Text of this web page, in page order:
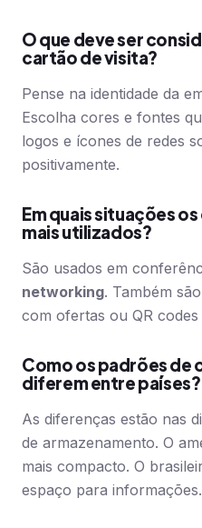
O que deve ser
cartão de visita?
Pense na identidade da
Escolha cores e fontes
logos e ícones de redes
positivamente.
Em quais situações
mais utilizados?
São usados em
networking. Também
com ofertas ou QR
Como os padrões de
diferem entre países?
As diferenças estão nas
de armazenamento. O
mais compacto. O
espaço para informações.